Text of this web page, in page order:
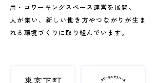
用・コワーキングスペース運営を展開。
人が集い、新しい働き方やつながりが生ま
れる環境づくりに取り組んでいます。